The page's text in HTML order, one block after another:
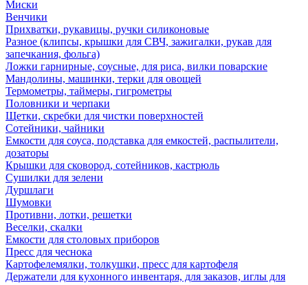
Миски
Венчики
Прихватки, рукавицы, ручки силиконовые
Разное (клипсы, крышки для СВЧ, зажигалки, рукав для
запечкания, фольга)
Ложки гарнирные, соусные, для риса, вилки поварские
Мандолины, машинки, терки для овощей
Термометры, таймеры, гигрометры
Половники и черпаки
Щетки, скребки для чистки поверхностей
Сотейники, чайники
Емкости для соуса, подставка для емкостей, распылители,
дозаторы
Крышки для сковород, сотейников, кастрюль
Сушилки для зелени
Дуршлаги
Шумовки
Противни, лотки, решетки
Веселки, скалки
Емкости для столовых приборов
Пресс для чеснока
Картофелемялки, толкушки, пресс для картофеля
Держатели для кухонного инвентаря, для заказов, иглы для